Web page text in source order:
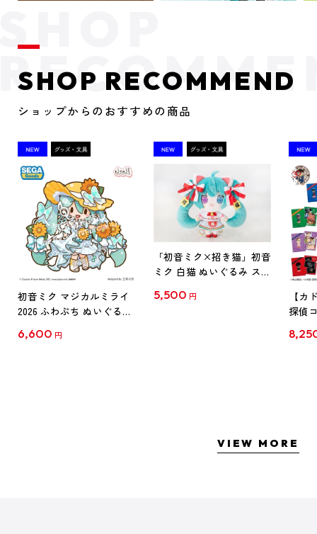
SHOP RECOMMEND
ショップからのおすすめの商品
初音ミク マジカルミライ
2026 ふわぷち ぬいぐるみ
6,600 円
「初音ミク×招き猫」初音
ミク 白猫 ぬいぐるみ スタ
5,500 円
【カ
探偵
クリ
VIEW MORE